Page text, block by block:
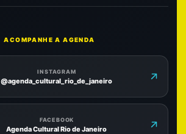
ACOMPANHE A AGENDA
INSTAGRAM
@agenda_cultural_rio_de_janeiro
FACEBOOK
Agenda Cultural Rio de Janeiro